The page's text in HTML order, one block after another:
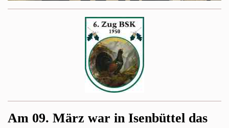
Am 09. März war in Isenbüttel das